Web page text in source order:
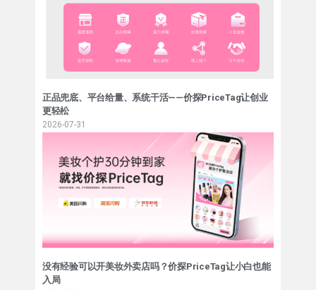
正品兜底、平台给量、系统干活——价探PriceTag让创业
更轻松
2026-07-31
没有经验可以开美妆外卖店吗？价探PriceTag让小白也能
入局